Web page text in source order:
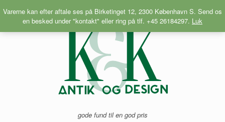
Varerne kan efter aftale ses på Birketinget 12, 2300 København S. Send os
en besked under "kontakt" eller ring på tlf. +45 26184297. Luk
til
gode fund til en god pris